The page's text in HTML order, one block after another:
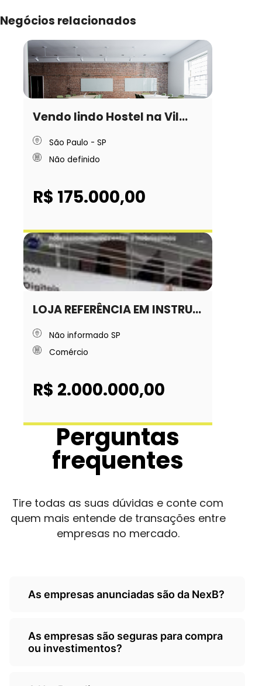
Negócios relacionados
Vendo lindo Hostel na Vil...
São Paulo - SP
Não definido
R$ 175.000,00
LOJA REFERÊNCIA EM INSTRU...
Não informado SP
Comércio
R$ 2.000.000,00
Perguntas
frequentes
Tire todas as suas dúvidas e conte com
quem mais entende de transações entre
empresas no mercado.
As empresas anunciadas são da NexB?
Não, as empresas são de
terceiros/empresarios e a Nexb atua
As empresas são seguras para compra
ou investimentos?